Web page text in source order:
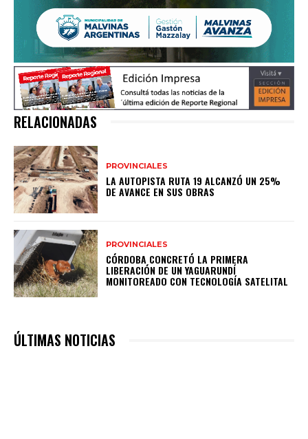
RELACIONADAS
PROVINCIALES
LA AUTOPISTA RUTA 19 ALCANZÓ UN 25%
DE AVANCE EN SUS OBRAS
PROVINCIALES
CÓRDOBA CONCRETÓ LA PRIMERA
LIBERACIÓN DE UN YAGUARUNDÍ
MONITOREADO CON TECNOLOGÍA SATELITAL
ÚLTIMAS NOTICIAS